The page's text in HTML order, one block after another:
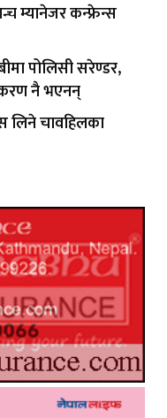
म्यानेजर कन्फ्रेन्स
पोलिसी सरेण्डर,
नै भएनन्
लिने चावहिलका